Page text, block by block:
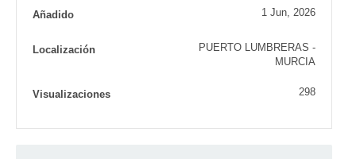
Añadido 1 Jun, 2026
Localización
PUERTO LUMBRERAS -
MURCIA
Visualizaciones 298